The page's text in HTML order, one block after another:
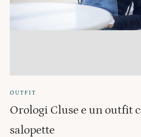
OUTFIT
Orologi Cluse e un outfit
salopette